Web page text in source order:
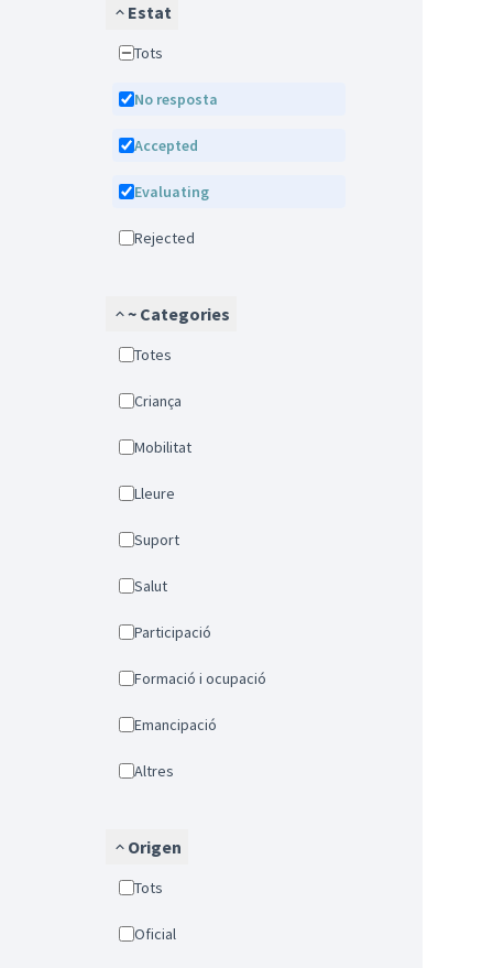
Estat
Tots
No resposta
Accepted
Evaluating
Rejected
~ Categories
Totes
Criança
Mobilitat
Lleure
Suport
Salut
Participació
Formació i ocupació
Emancipació
Altres
Origen
Tots
Oficial